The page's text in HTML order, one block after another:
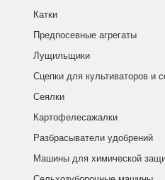
Катки
Предпосевные агрегаты
Лущильщики
Сцепки для культиваторов и
Сеялки
Картофелесажалки
Разбрасыватели удобрений
Машины для химической